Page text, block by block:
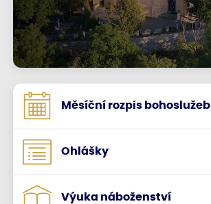
Měsíční rozpis bohoslužeb
Ohlášky
Výuka náboženství